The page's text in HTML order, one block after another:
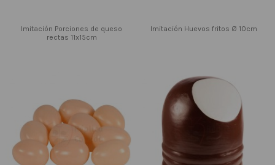
Imitación Porciones de queso
rectas 11x15cm
Imitación Huevos fritos Ø 10cm